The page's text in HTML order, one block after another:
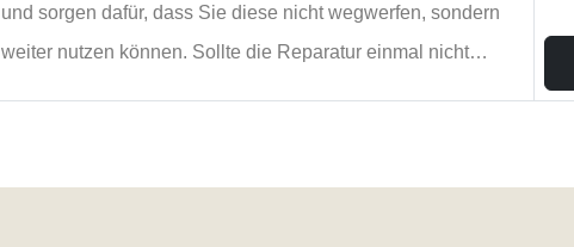
und sorgen dafür, dass Sie diese nicht wegwerfen, sondern
weiter nutzen können. Sollte die Reparatur einmal nicht